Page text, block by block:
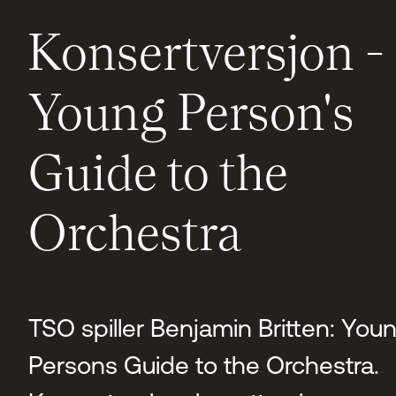
Konsertversjon -
Young Person's
Guide to the
Orchestra
TSO spiller Benjamin Britten:
Persons Guide to the Orchestra.